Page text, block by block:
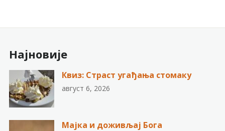
Најновије
Квиз: Страст угађања стомаку
август 6, 2026
Мајка и доживљај Бога